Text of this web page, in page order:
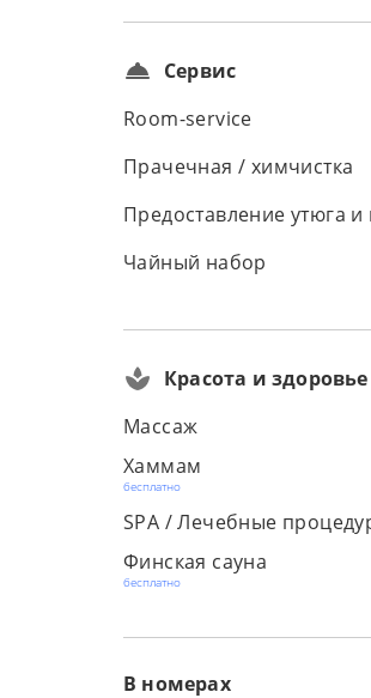
Сервис
Room-service
Прачечная / химчистка
Предоставление утюга и
Чайный набор
Красота и здоровье
Массаж
Хаммам
бесплатно
SPA / Лечебные
Финская сауна
бесплатно
В номерах